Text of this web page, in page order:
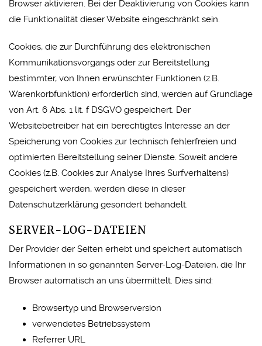
Browser aktivieren. Bei der Deaktivierung von Cookies kann
die Funktionalität dieser Website eingeschränkt sein.
Cookies, die zur Durchführung des elektronischen
Kommunikationsvorgangs oder zur Bereitstellung
bestimmter, von Ihnen erwünschter Funktionen (z.B.
Warenkorbfunktion) erforderlich sind, werden auf Grundlage
von Art. 6 Abs. 1 lit. f DSGVO gespeichert. Der
Websitebetreiber hat ein berechtigtes Interesse an der
Speicherung von Cookies zur technisch fehlerfreien und
optimierten Bereitstellung seiner Dienste. Soweit andere
Cookies (z.B. Cookies zur Analyse Ihres Surfverhaltens)
gespeichert werden, werden diese in dieser
Datenschutzerklärung gesondert behandelt.
SERVER-LOG-DATEIEN
Der Provider der Seiten erhebt und speichert automatisch
Informationen in so genannten Server-Log-Dateien, die Ihr
Browser automatisch an uns übermittelt. Dies sind:
Browsertyp und Browserversion
verwendetes Betriebssystem
Referrer URL